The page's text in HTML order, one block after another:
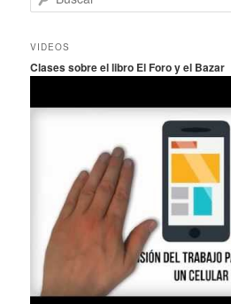
u
c
r
VIDEOS
Clases sobre el libro El Foro y el Bazar